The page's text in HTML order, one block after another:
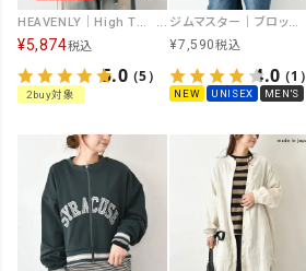
HEAVENLY｜High Twist Cotton Knit Cardigan [[2613154]][C]
¥5,874税込
5.0（5）
2buy対象
ジムマスター｜ブロックインレーボタンカーデ [[G433748-26SS]][D]
¥7,590税込
4.0（1）
NEW UNISEX MEN'S